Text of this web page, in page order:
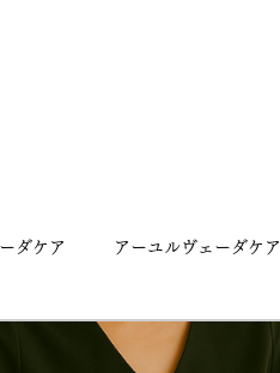
ダケア アーユルヴェーダケア
日 ヨガ パンチャカルマ